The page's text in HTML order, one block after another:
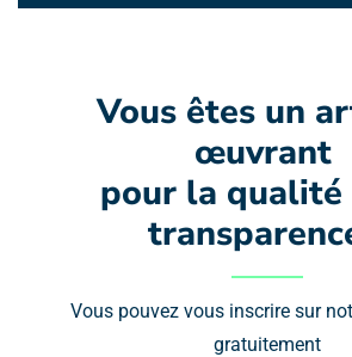
Vous êtes un
œuvrant
pour la
Vous pouvez vous inscrire sur
gratuitement